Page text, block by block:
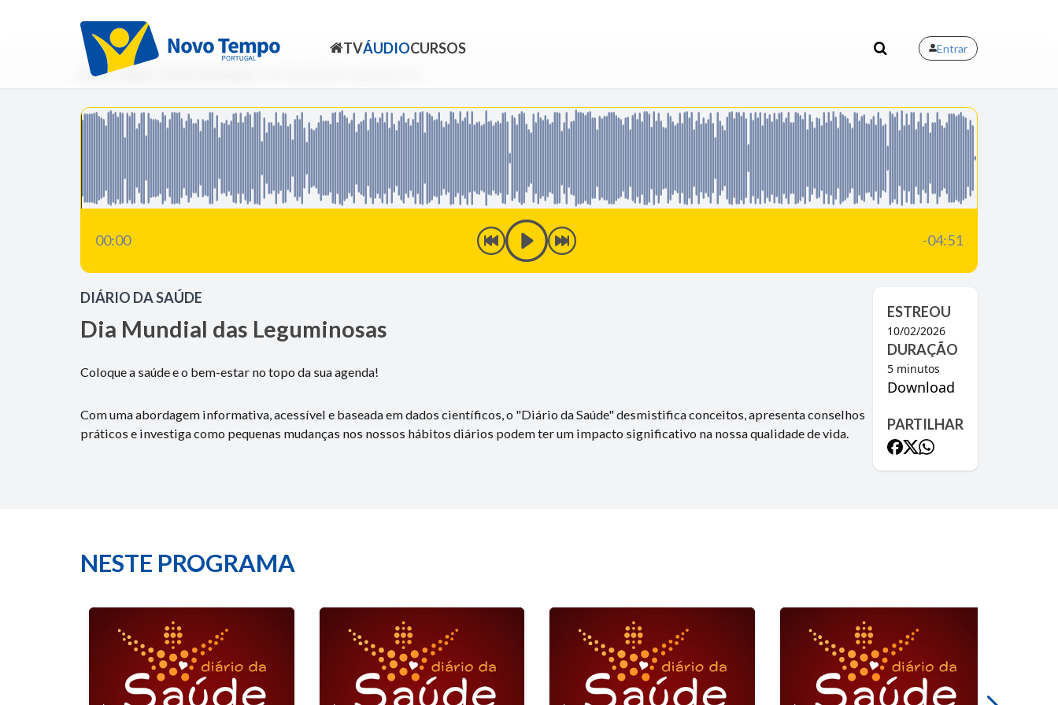
TVÁUDIOCURSOS Entrar
Início Rádio
00:00 -04:51
DIÁRIO DA SAÚDE
Dia Mundial das Leguminosas
Coloque a saúde e o bem-estar no topo da sua agenda!
Com uma abordagem informativa, acessível e baseada em dados científicos, o "Diário da Saúde" desmistifica conceitos, apresenta conselhos
práticos e investiga como pequenas mudanças nos nossos hábitos diários podem ter um impacto significativo na nossa qualidade de vida.
ESTREOU
10/02/2026
DURAÇÃO
5 minutos
Download
PARTILHAR
NESTE PROGRAMA